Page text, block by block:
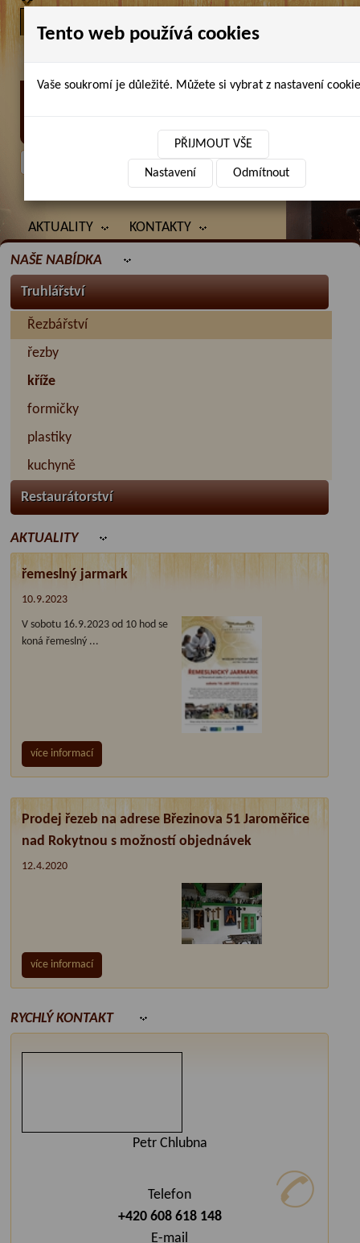
AKTUALITY KONTAKTY
NAŠE NABÍDKA
Truhlářství
Řezbářství
řezby
kříže
formičky
plastiky
kuchyně
Restaurátorství
AKTUALITY
řemeslný jarmark
10.9.2023
V sobotu 16.9.2023 od 10 hod se
koná řemeslný ...
více informací
Prodej řezeb na adrese Březinova 51 Jaroměřice
nad Rokytnou s možností objednávek
12.4.2020
více informací
RYCHLÝ KONTAKT
Petr Chlubna
Telefon
+420 608 618 148
E-mail
Tento web používá cookies
Vaše soukromí je důležité. Můžete si vybrat z nastavení
PŘIJMOUT VŠE
Nastavení Odmítnout